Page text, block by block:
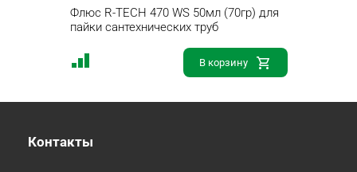
Флюс R-TECH 470 WS 50мл (70гр) для
пайки сантехнических труб
В корзину
Контакты